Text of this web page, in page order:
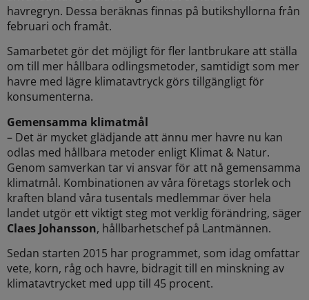
havregryn. Dessa beräknas finnas på butikshyllorna från
februari och framåt.
Samarbetet gör det möjligt för fler lantbrukare att ställa
om till mer hållbara odlingsmetoder, samtidigt som mer
havre med lägre klimatavtryck görs tillgängligt för
konsumenterna.
Gemensamma klimatmål
– Det är mycket glädjande att ännu mer havre nu kan
odlas med hållbara metoder enligt Klimat & Natur.
Genom samverkan tar vi ansvar för att nå gemensamma
klimatmål. Kombinationen av våra företags storlek och
kraften bland våra tusentals medlemmar över hela
landet utgör ett viktigt steg mot verklig förändring, säger
Claes Johansson, hållbarhetschef på Lantmännen.
Sedan starten 2015 har programmet, som idag omfattar
vete, korn, råg och havre, bidragit till en minskning av
klimatavtrycket med upp till 45 procent.